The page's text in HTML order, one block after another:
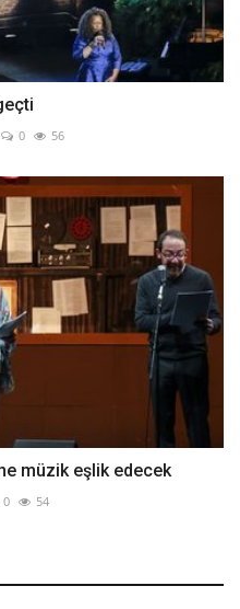
0 56
müzik eşlik edecek
0 54